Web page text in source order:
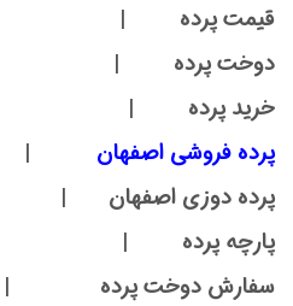
قیمت پرده |
دوخت پرده |
خرید پرده |
پرده فروشی اصفهان |
پرده دوزی اصفهان |
پارچه پرده |
سفارش دوخت پرده |